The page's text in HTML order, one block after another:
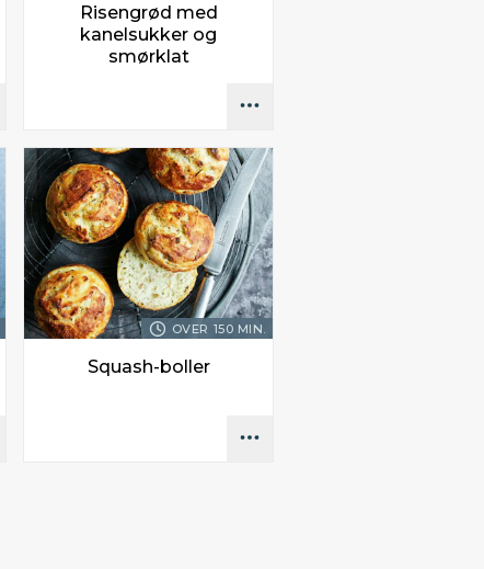
Risengrød med
kanelsukker og
smørklat
OVER 150 MIN.
Squash-boller